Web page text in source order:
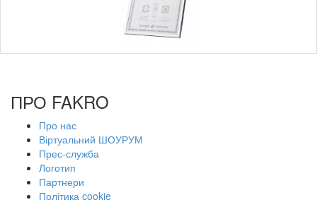
ПРО FAKRO
Про нас
Віртуальний ШОУРУМ
Прес-служба
Логотип
Партнери
Політика cookie